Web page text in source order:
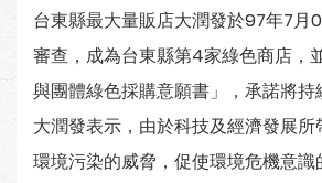
台東縣最大量販店大潤發於97年7月
審查，成為台東縣第4家綠色商店，
與團體綠色採購意願書」，承諾將持
大潤發表示，由於科技及經濟發展
環境污染的威脅，促使環境危機意